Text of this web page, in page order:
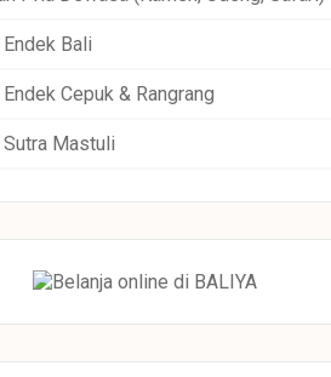
Endek Bali
Endek Cepuk & Rangrang
Sutra Mastuli